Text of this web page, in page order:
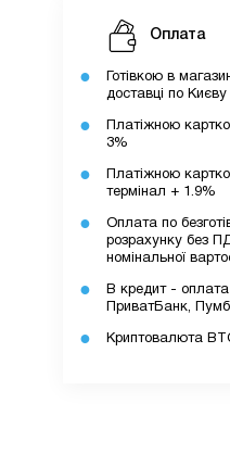
Оплата
Готівкою в
доставці по Києву
Платіжною
3%
Платіжною
термінал + 1.9%
Оплата по
розрахунку без
номінальної
В кредит -
ПриватБанк, Пумб
Криптовалюта